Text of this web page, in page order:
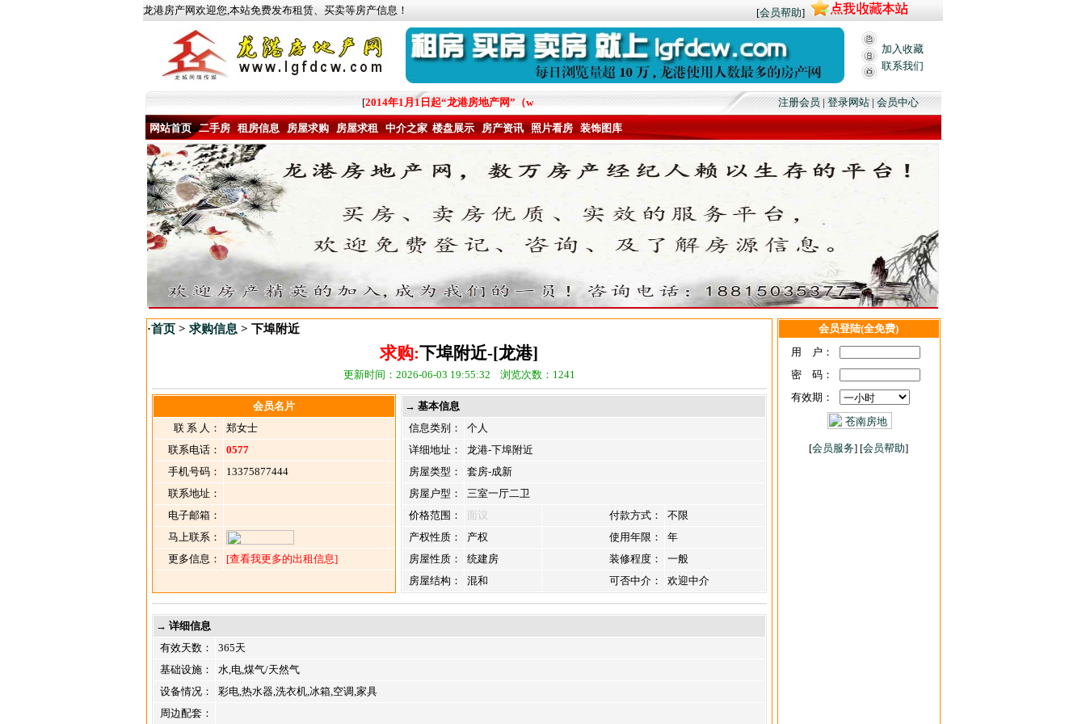
龙港房产网欢迎您,本站免费发布租赁、买卖等房产信息！ [会员帮助]
加入收藏
联系我们
[ 2014年1月1日起“龙港房地产网”（www.lgfdcw.com）更多的发布量，更多的刷新量，高级中介会员火热招募中，龙港房产网欢迎您,本站免费发布租赁、买卖
注册会员|登录网站|会员中心
网站首页 二手房 租房信息 房屋求购 房屋求租 中介之家 楼盘展示 房产资讯 照片看房 装饰图库
·首页> 求购信息 > 下埠附近
求购:下埠附近-[龙港]
更新时间：2026-06-03 19:55:32 浏览次数：1241
会员名片
联 系 人：
郑女士
联系电话：
0577
手机号码：
13375877444
联系地址：
电子邮箱：
马上联系：
更多信息：
[查看我更多的出租信息]
→ 基本信息
信息类别：
个人
详细地址：
龙港-下埠附近
房屋类型：
套房-成新
房屋户型：
三室一厅二卫
价格范围：
面议 付款方式：
不限
产权性质：
产权 使用年限：
年
房屋性质：
统建房 装修程度：
一般
房屋结构：
混和 可否中介： 欢迎中介
→ 详细信息
有效天数：
365天
基础设施：
水,电,煤气/天然气
设备情况：
彩电,热水器,洗衣机,冰箱,空调,家具
周边配套：
会员登陆(全免费)
用 户：
密 码：
有效期：
[会员服务] [会员帮助]